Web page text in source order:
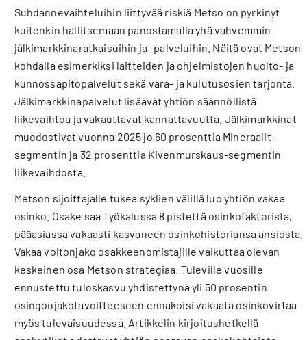
Suhdannevaihteluihin liittyvää riskiä Metso on pyrkinyt
kuitenkin hallitsemaan panostamalla yhä vahvemmin
jälkimarkkinaratkaisuihin ja -palveluihin. Näitä ovat Metson
kohdalla esimerkiksi laitteiden ja ohjelmistojen huolto- ja
kunnossapitopalvelut sekä vara- ja kulutusosien tarjonta.
Jälkimarkkinapalvelut lisäävät yhtiön säännöllistä
liikevaihtoa ja vakauttavat kannattavuutta. Jälkimarkkinat
muodostivat vuonna 2025 jo 60 prosenttia Mineraalit-
segmentin ja 32 prosenttia Kivenmurskaus-segmentin
liikevaihdosta.
Metson sijoittajalle tukea syklien välillä luo yhtiön vakaa
osinko. Osake saa Työkalussa 8 pistettä osinkofaktorista,
pääasiassa vakaasti kasvaneen osinkohistoriansa ansiosta.
Vakaa voitonjako osakkeenomistajille vaikuttaa olevan
keskeinen osa Metson strategiaa. Tuleville vuosille
ennustettu tuloskasvu yhdistettynä yli 50 prosentin
osingonjakotavoitteeseen ennakoisi vakaata osinkovirtaa
myös tulevaisuudessa. Artikkelin kirjoitushetkellä